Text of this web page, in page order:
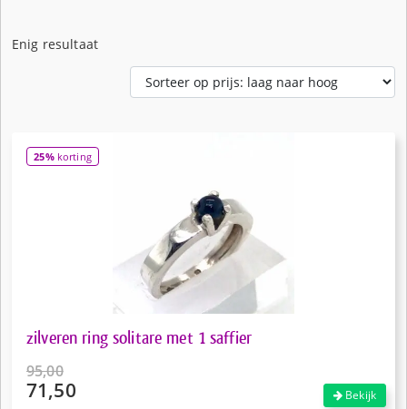
Enig resultaat
25%korting
zilveren ring solitare met 1 saffier
95,00
Oorspronkelijke
71,50 Bekijk